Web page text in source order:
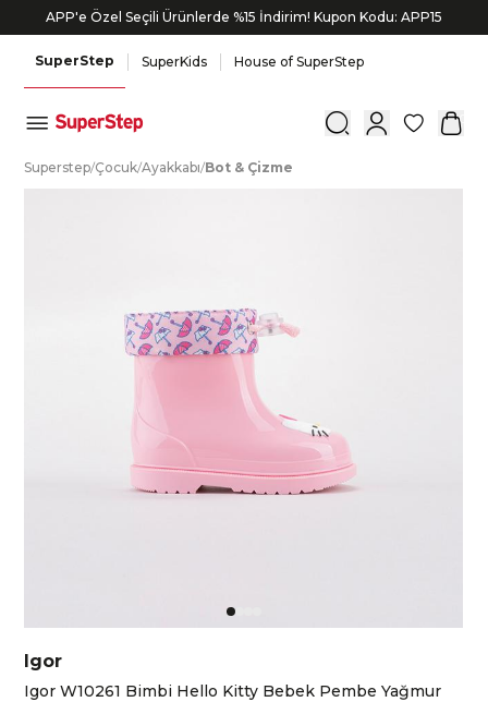
APP'e Özel Seçili Ürünlerde %15 İndirim! Kupon Kodu: APP15
Bonus kartlara özel vade farksız taksit seçenekleri!
SuperStep
SuperKids House of SuperStep
0
Superstep/Çocuk/Ayakkabı/Bot & Çizme
Igor
Igor W10261 Bimbi Hello Kitty Bebek Pembe Yağmur